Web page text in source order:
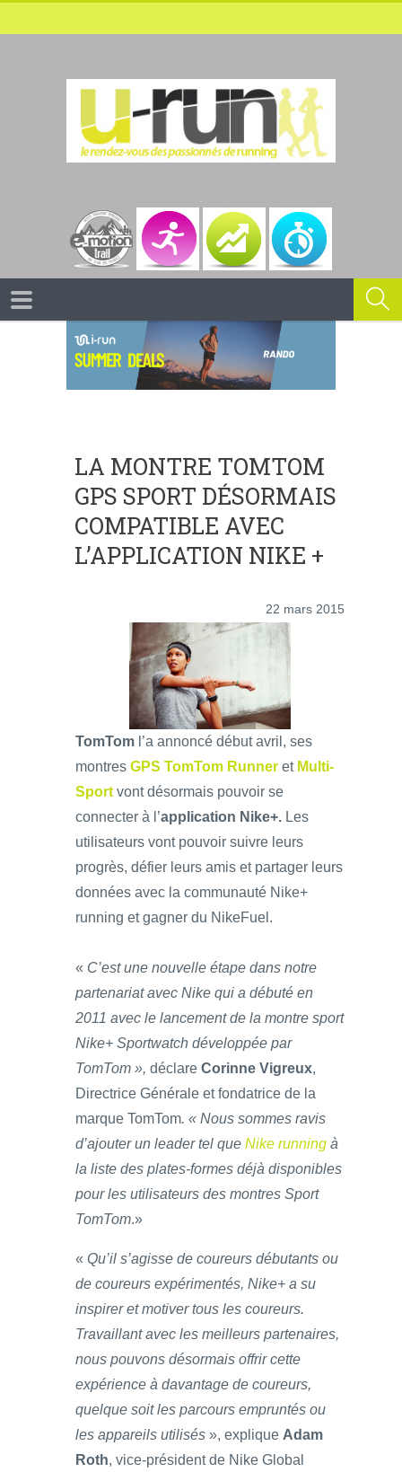
LA MONTRE TOMTOM
GPS SPORT DÉSORMAIS
COMPATIBLE AVEC
L’APPLICATION NIKE +
22 mars 2015
TomTom l’a annoncé début avril, ses
montres GPS TomTom Runner et Multi-
Sport vont désormais pouvoir se
connecter à l’application Nike+. Les
utilisateurs vont pouvoir suivre leurs
progrès, défier leurs amis et partager leurs
données avec la communauté Nike+
running et gagner du NikeFuel.
« C’est une nouvelle étape dans notre
partenariat avec Nike qui a débuté en
2011 avec le lancement de la montre sport
Nike+ Sportwatch développée par
TomTom », déclare Corinne Vigreux,
Directrice Générale et fondatrice de la
marque TomTom. « Nous sommes ravis
d’ajouter un leader tel que Nike running à
la liste des plates-formes déjà disponibles
pour les utilisateurs des montres Sport
TomTom.»
« Qu’il s’agisse de coureurs débutants ou
de coureurs expérimentés, Nike+ a su
inspirer et motiver tous les coureurs.
Travaillant avec les meilleurs partenaires,
nous pouvons désormais offrir cette
expérience à davantage de coureurs,
quelque soit les parcours empruntés ou
les appareils utilisés », explique Adam
Roth, vice-président de Nike Global